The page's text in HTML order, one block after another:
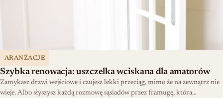
ARANŻACJE
Szybka renowacja: uszczelka wciskana dla amatorów
Zamykasz drzwi wejściowe i czujesz lekki przeciąg, mimo że na zewnątrz nie
wieje. Albo słyszysz każdą rozmowę sąsiadów przez framugę, która…